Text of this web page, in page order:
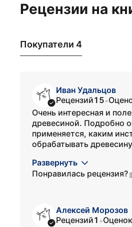
Рецензии на
Покупатели 4
Иван Удальцов
Рецензий15•
Очень интересная и
древесиной. Подробно
применяется, каким
обрабатывать
Развернуть
Понравилась рецензия?
Алексей Морозов
Рецензий1 •Оценок